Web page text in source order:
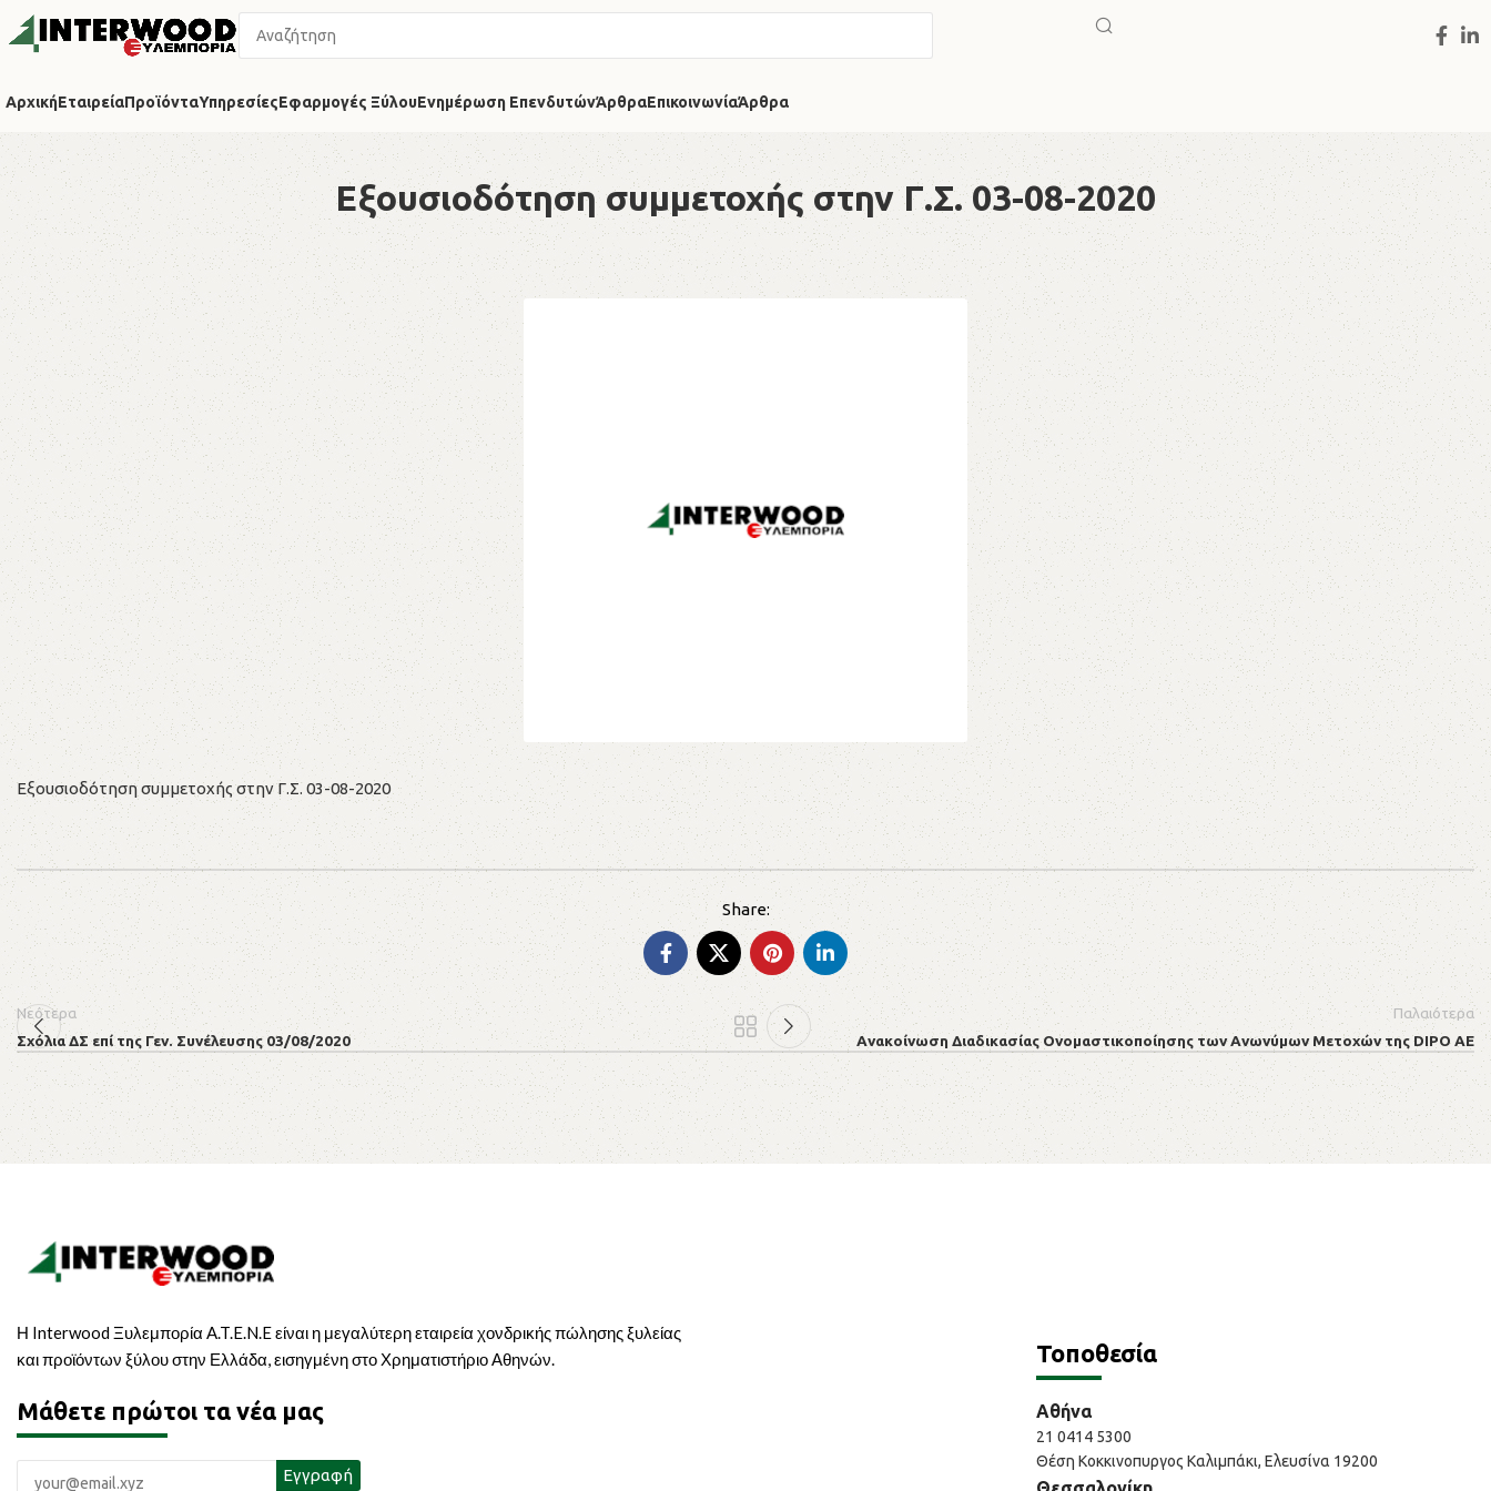
ΑρχικήΕταιρείαΠροϊόνταΥπηρεσίεςΕφαρμογές ΞύλουΕνημέρωση ΕπενδυτώνΆρθραΕπικοινωνίαΆρθρα
Εξουσιοδότηση συμμετοχής στην Γ.Σ. 03-08-2020
Εξουσιοδότηση συμμετοχής στην Γ.Σ. 03-08-2020
Νεότερα
Σχόλια ΔΣ επί της Γεν. Συνέλευσης 03/08/2020
Παλαιότερα
Ανακοίνωση Διαδικασίας Ονομαστικοποίησης των Ανωνύμων Μετοχών της DIPO AE
Η Interwood Ξυλεμπορία A.T.E.N.E είναι η μεγαλύτερη εταιρεία χονδρικής πώλησης ξυλείας
και προϊόντων ξύλου στην Ελλάδα, εισηγμένη στο Χρηματιστήριο Αθηνών.
Μάθετε πρώτοι τα νέα μας
Τοποθεσία
Αθήνα
21 0414 5300
Θέση Κοκκινοπυργος Καλιμπάκι, Ελευσίνα 19200